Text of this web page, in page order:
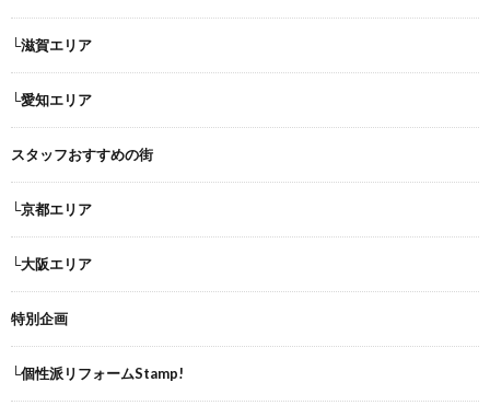
└滋賀エリア
└愛知エリア
スタッフおすすめの街
└京都エリア
└大阪エリア
特別企画
└個性派リフォームStamp!